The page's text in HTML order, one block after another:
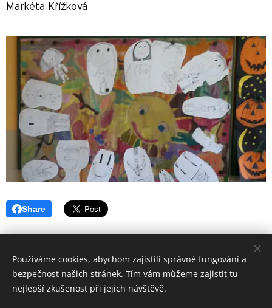
Markéta Křížková
Share
© 2016Základní škola Horní Lideč, okres Vsetín.
Používáme cookies, abychom zajistili správné fungování a
bezpečnost našich stránek. Tím vám můžeme zajistit tu
nejlepší zkušenost při jejich návštěvě.